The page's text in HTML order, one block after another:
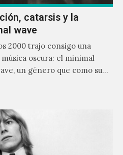
catarsis y la
wave
2000 trajo consigo una
oscura: el minimal
un género que como su